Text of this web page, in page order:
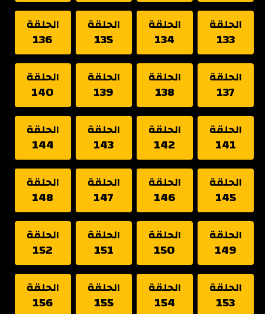
الحلقة
133
الحلقة
134
الحلقة
135
الحلقة
136
الحلقة
137
الحلقة
138
الحلقة
139
الحلقة
140
الحلقة
141
الحلقة
142
الحلقة
143
الحلقة
144
الحلقة
145
الحلقة
146
الحلقة
147
الحلقة
148
الحلقة
149
الحلقة
150
الحلقة
151
الحلقة
152
الحلقة
153
الحلقة
154
الحلقة
155
الحلقة
156